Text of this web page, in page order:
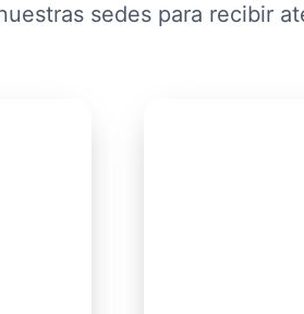
sedes para recibir